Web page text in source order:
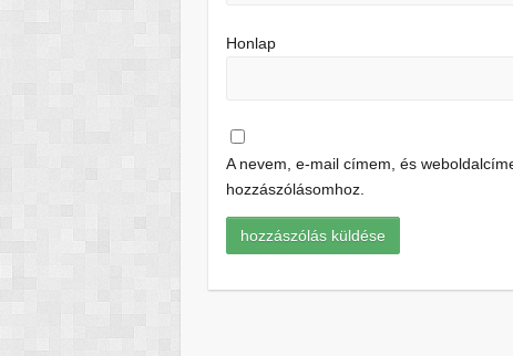
Honlap
A nevem, e-mail címem, és
hozzászólásomhoz.